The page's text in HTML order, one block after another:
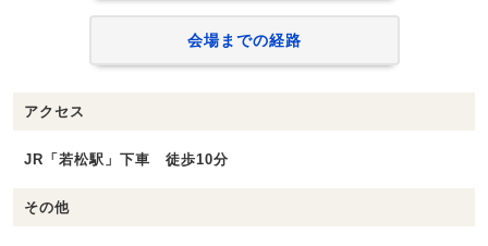
会場までの経路
アクセス
JR「若松駅」下車 徒歩10分
その他